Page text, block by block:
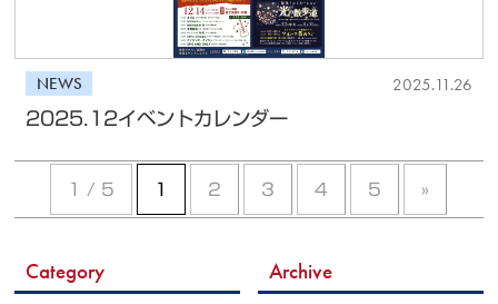
NEWS 2025.11.26
2025.12イベントカレンダー
1 / 5 1 2 3 4 5 »
Category Archive